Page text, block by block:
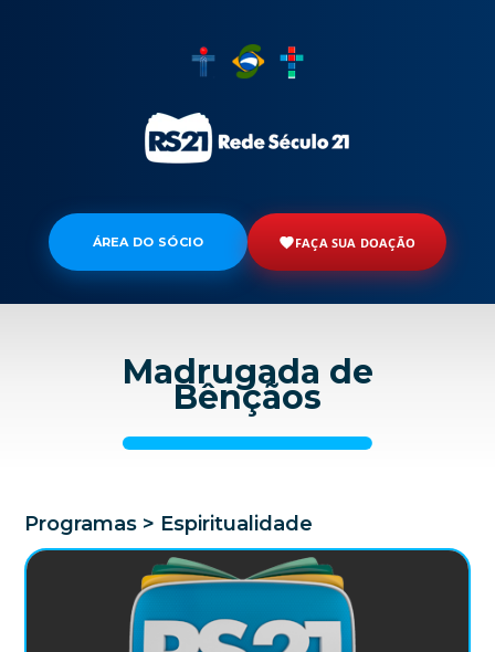
ÁREA DO SÓCIO FAÇA SUA DOAÇÃO
Madrugada de
Bênçãos
Programas > Espiritualidade